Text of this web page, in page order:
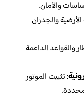
والأمان.
والجدران
والقواعد الداعمة
: تثبيت الموتور